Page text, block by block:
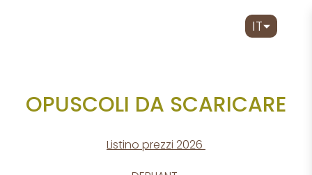
IT
OPUSCOLI DA SCARICARE
Listino prezzi 2026